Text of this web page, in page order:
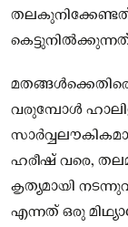
വരുമ്പോൾ
ഹരീഷ് വരെ,
കൃത്യമായി
എന്നത് ഒരു